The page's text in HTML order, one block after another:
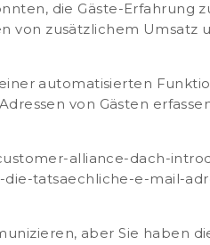
die Gäste-Erfahrung
von zusätzlichem Umsatz
automatisierten
von Gästen
alliance-dach-
die-tatsaechliche-e-mail-
aber Sie haben